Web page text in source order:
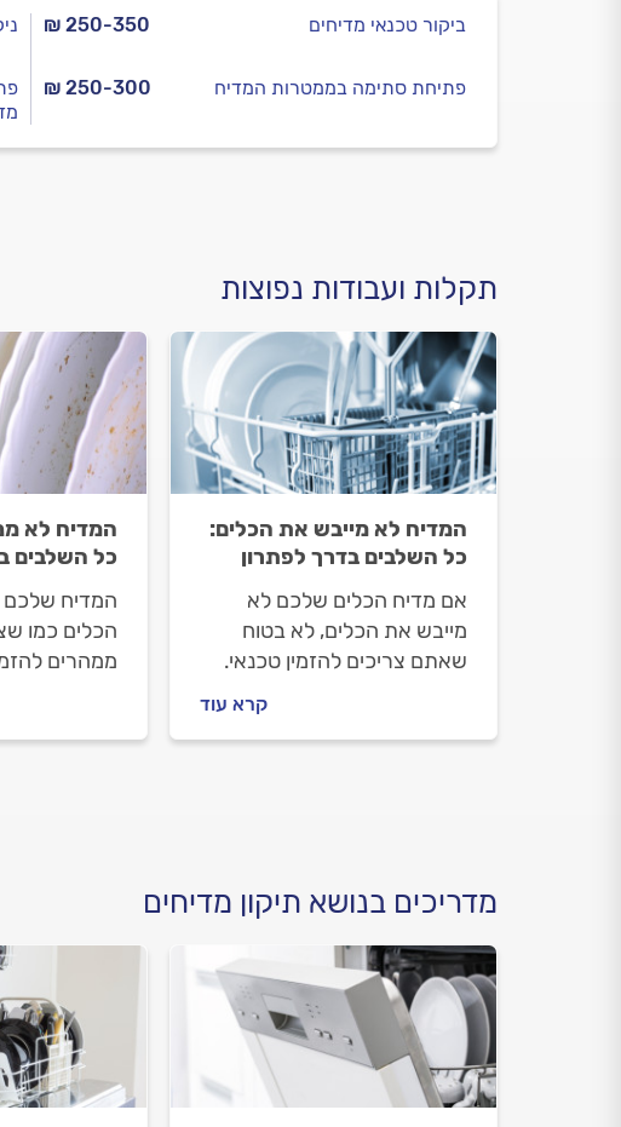
₪ 250-350 ביקור טכנאי מדיחים
₪ 250-300 פתיחת סתימה בממטרות המדיח
תקלות ועבודות נפוצות
המדיח לא מייבש את הכלים:
כל השלבים בדרך לפתרון
אם מדיח הכלים שלכם לא
מייבש את הכלים, לא בטוח
שאתם צריכים להזמין טכנאי.
ננסה לכם לפתור את התקלה
בעצמכם ולהתנהל נכון מול
קרא עוד
המדיח לא
כל השלבים
המדיח
הכלים כמו
ממהרים
לעשות כדי
לא תצליחו?
מדריכים בנושא תיקון מדיחים